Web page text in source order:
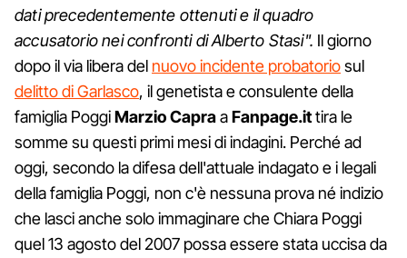
dati precedentemente ottenuti e il quadro
accusatorio nei confronti di Alberto Stasi". Il giorno
dopo il via libera del nuovo incidente probatoriosul
delitto di Garlasco, il genetista e consulente della
famiglia PoggiMarzio CapraaFanpage.ittira le
somme su questi primi mesi di indagini. Perché ad
oggi, secondo la difesa dell'attuale indagato e i legali
della famiglia Poggi, non c'è nessuna prova né indizio
che lasci anche solo immaginare che Chiara Poggi
quel 13 agosto del 2007 possa essere stata uccisa da